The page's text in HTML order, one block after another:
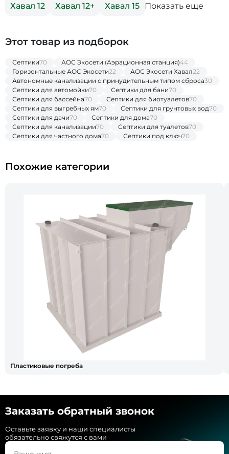
Хавал 12 Хавал 12+ Хавал 15 Показать еще
Этот товар из подборок
Септики70 АОС Экосети (Аэрационная станция)44
Горизонтальные АОС Экосети22 АОС Экосети Хавал22
Автономные канализации с принудительным типом сброса30
Септики для автомойки70 Септики для бани70
Септики для бассейна70 Септики для биотуалетов70
Септики для выгребных ям70 Септики для грунтовых вод70
Септики для дачи70 Септики для дома70
Септики для канализации70 Септики для туалетов70
Септики для частного дома70 Септики под ключ70
Похожие категории
Пластиковые погреба
Заказать обратный звонок
Оставьте заявку и наши специалисты
обязательно свяжутся с вами